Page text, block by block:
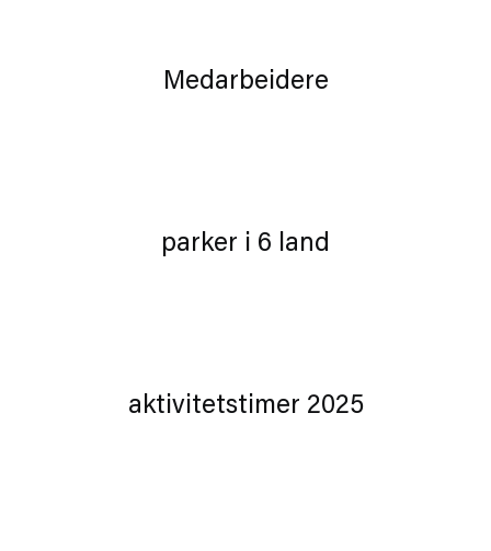
Medarbeidere
parker i 6 land
aktivitetstimer 2025